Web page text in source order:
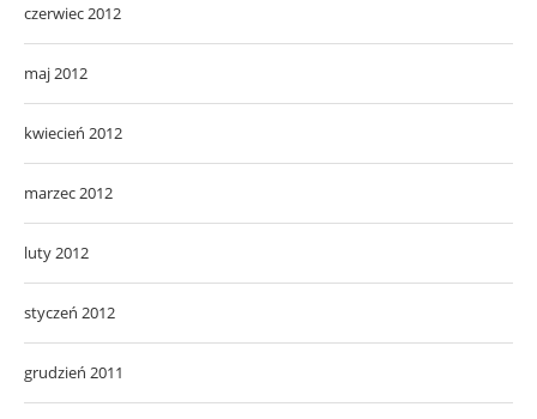
czerwiec 2012
maj 2012
kwiecień 2012
marzec 2012
luty 2012
styczeń 2012
grudzień 2011